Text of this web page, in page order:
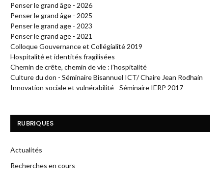
Penser le grand âge - 2026
Penser le grand âge - 2025
Penser le grand age - 2023
Penser le grand age - 2021
Colloque Gouvernance et Collégialité 2019
Hospitalité et identités fragilisées
Chemin de crête, chemin de vie : l’hospitalité
Culture du don - Séminaire Bisannuel ICT/ Chaire Jean Rodhain
Innovation sociale et vulnérabilité - Séminaire IERP 2017
RUBRIQUES
Actualités
Recherches en cours